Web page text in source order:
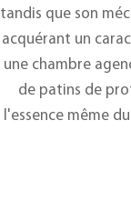
tandis que son
acquérant un
une chambre
de patins de
l'essence même